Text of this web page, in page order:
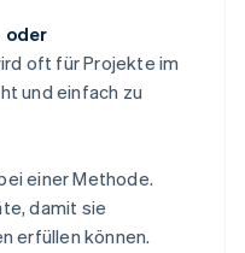
oder
oft für Projekte im
und einfach zu
einer Methode.
damit sie
erfüllen können.